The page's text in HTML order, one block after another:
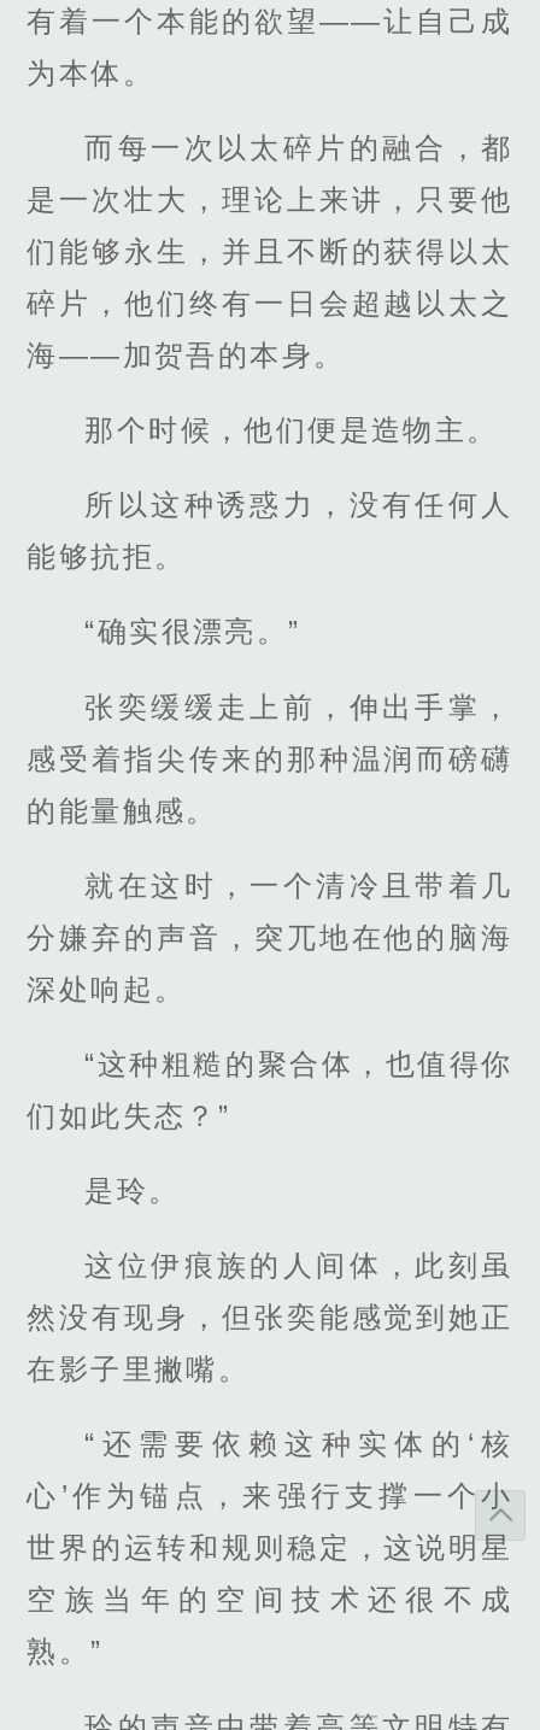
有着一个本能的欲望——让自己成
为本体。
而每一次以太碎片的融合，都
是一次壮大，理论上来讲，只要他
们能够永生，并且不断的获得以太
碎片，他们终有一日会超越以太之
海——加贺吾的本身。
那个时候，他们便是造物主。
所以这种诱惑力，没有任何人
能够抗拒。
“确实很漂亮。”
张奕缓缓走上前，伸出手掌，
感受着指尖传来的那种温润而磅礴
的能量触感。
就在这时，一个清冷且带着几
分嫌弃的声音，突兀地在他的脑海
深处响起。
“这种粗糙的聚合体，也值得你
们如此失态？”
是玲。
这位伊痕族的人间体，此刻虽
然没有现身，但张奕能感觉到她正
在影子里撇嘴。
“还需要依赖这种实体的‘核
心’作为锚点，来强行支撑一个小
世界的运转和规则稳定，这说明星
空族当年的空间技术还很不成
熟。”